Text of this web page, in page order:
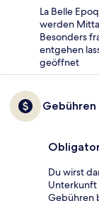
La Belle
werden
Besonders
entgehen
geöffnet
Gebühren
Du wirst
Unterkunft
Gebühren